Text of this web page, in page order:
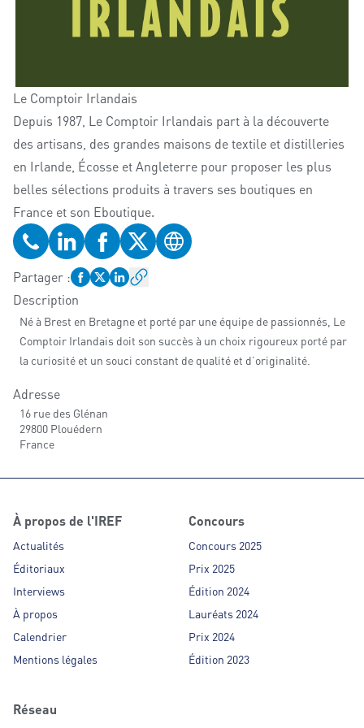
Le Comptoir Irlandais
Depuis 1987, Le Comptoir Irlandais part à la découverte
des artisans, des grandes maisons de textile et distilleries
en Irlande, Écosse et Angleterre pour proposer les plus
belles sélections produits à travers ses boutiques en
France et son Eboutique.
TéléphoneProfil LinkedIn
Profil Facebook
Profil Twitter
Site web
Partager :
Description
Né à Brest en Bretagne et porté par une équipe de passionnés, Le
Comptoir Irlandais doit son succès à un choix rigoureux porté par
la curiosité et un souci constant de qualité et d’originalité.
Adresse
16 rue des Glénan
29800 Plouédern
France
À propos de l'IREF
Actualités
Éditoriaux
Interviews
À propos
Calendrier
Mentions légales
Concours
Concours 2025
Prix 2025
Édition 2024
Lauréats 2024
Prix 2024
Édition 2023
Réseau